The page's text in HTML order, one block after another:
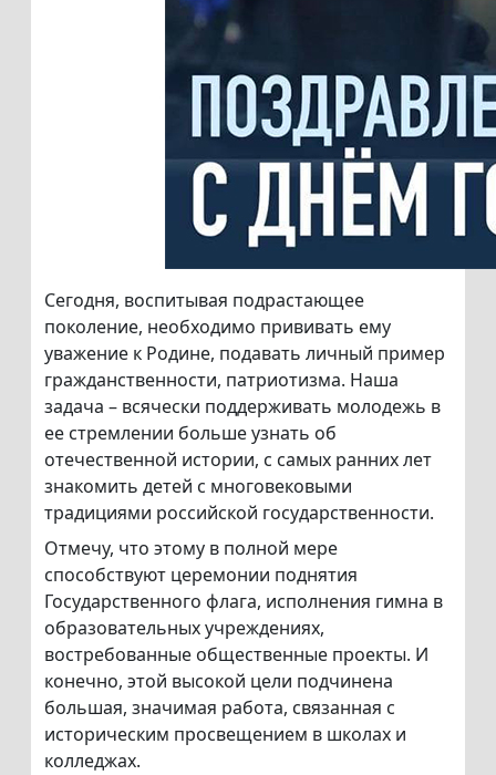
Сегодня, воспитывая подрастающее
поколение, необходимо прививать ему
уважение к Родине, подавать личный пример
гражданственности, патриотизма. Наша
задача – всячески поддерживать молодежь в
ее стремлении больше узнать об
отечественной истории, с самых ранних лет
знакомить детей с многовековыми
традициями российской государственности.
Отмечу, что этому в полной мере
способствуют церемонии поднятия
Государственного флага, исполнения гимна в
образовательных учреждениях,
востребованные общественные проекты. И
конечно, этой высокой цели подчинена
большая, значимая работа, связанная с
историческим просвещением в школах и
колледжах.